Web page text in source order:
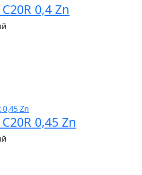
0,4 Zn
0,45 Zn